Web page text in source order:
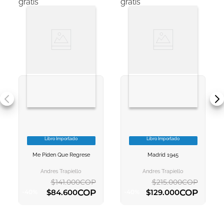
VER INFORMACION
Libro Importado
Me Piden Que Regrese
Andres Trapiello
$141.000COP
$84.600COP
VER INFORMACION
Libro Importado
Madrid 1945
Andres Trapiello
$215.000COP
$129.000COP